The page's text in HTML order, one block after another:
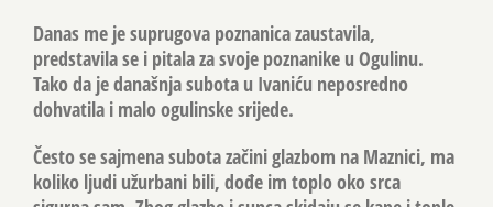
Danas me je suprugova poznanica zaustavila,
predstavila se i pitala za svoje poznanike u Ogulinu.
Tako da je današnja subota u Ivaniću neposredno
dohvatila i malo ogulinske srijede.
Često se sajmena subota začini glazbom na Maznici, ma
koliko ljudi užurbani bili, dođe im toplo oko srca